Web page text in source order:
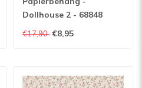
Dollhouse 2 - 68848
€17,90 €8,95